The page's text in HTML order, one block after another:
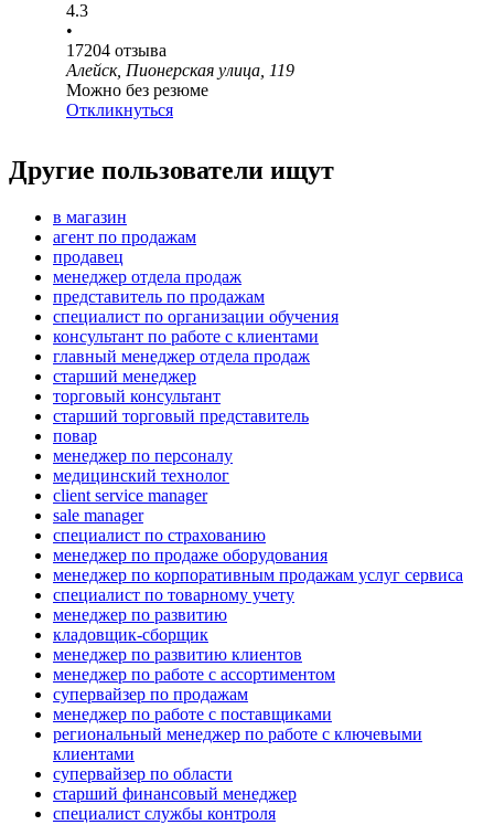
4.3
•
17204 отзыва
Алейск, Пионерская улица, 119
Можно без резюме
Откликнуться
Другие пользователи ищут
в магазин
агент по продажам
продавец
менеджер отдела продаж
представитель по продажам
специалист по организации обучения
консультант по работе с клиентами
главный менеджер отдела продаж
старший менеджер
торговый консультант
старший торговый представитель
повар
менеджер по персоналу
медицинский технолог
client service manager
sale manager
специалист по страхованию
менеджер по продаже оборудования
менеджер по корпоративным продажам услуг сервиса
специалист по товарному учету
менеджер по развитию
кладовщик-сборщик
менеджер по развитию клиентов
менеджер по работе с ассортиментом
супервайзер по продажам
менеджер по работе с поставщиками
региональный менеджер по работе с ключевыми
клиентами
супервайзер по области
старший финансовый менеджер
специалист службы контроля